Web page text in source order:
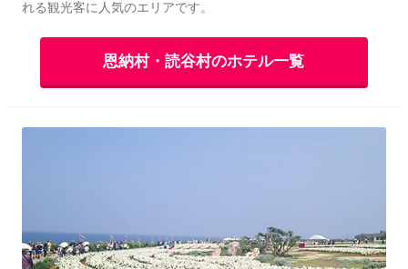
れる観光客に人気のエリアです。
恩納村・読谷村のホテル一覧